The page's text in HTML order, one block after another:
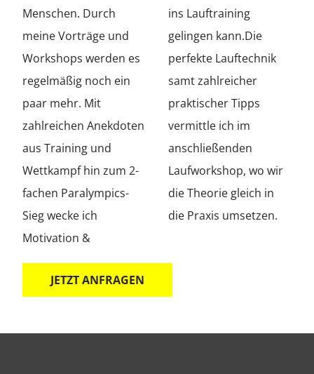
Menschen. Durch
meine Vorträge und
Workshops werden es
regelmäßig noch ein
paar mehr. Mit
zahlreichen Anekdoten
aus Training und
Wettkampf hin zum 2-
fachen Paralympics-
Sieg wecke ich
Motivation &
ins Lauftraining
gelingen kann.Die
perfekte Lauftechnik
samt zahlreicher
praktischer Tipps
vermittle ich im
anschließenden
Laufworkshop, wo wir
die Theorie gleich in
die Praxis umsetzen.
JETZT ANFRAGEN